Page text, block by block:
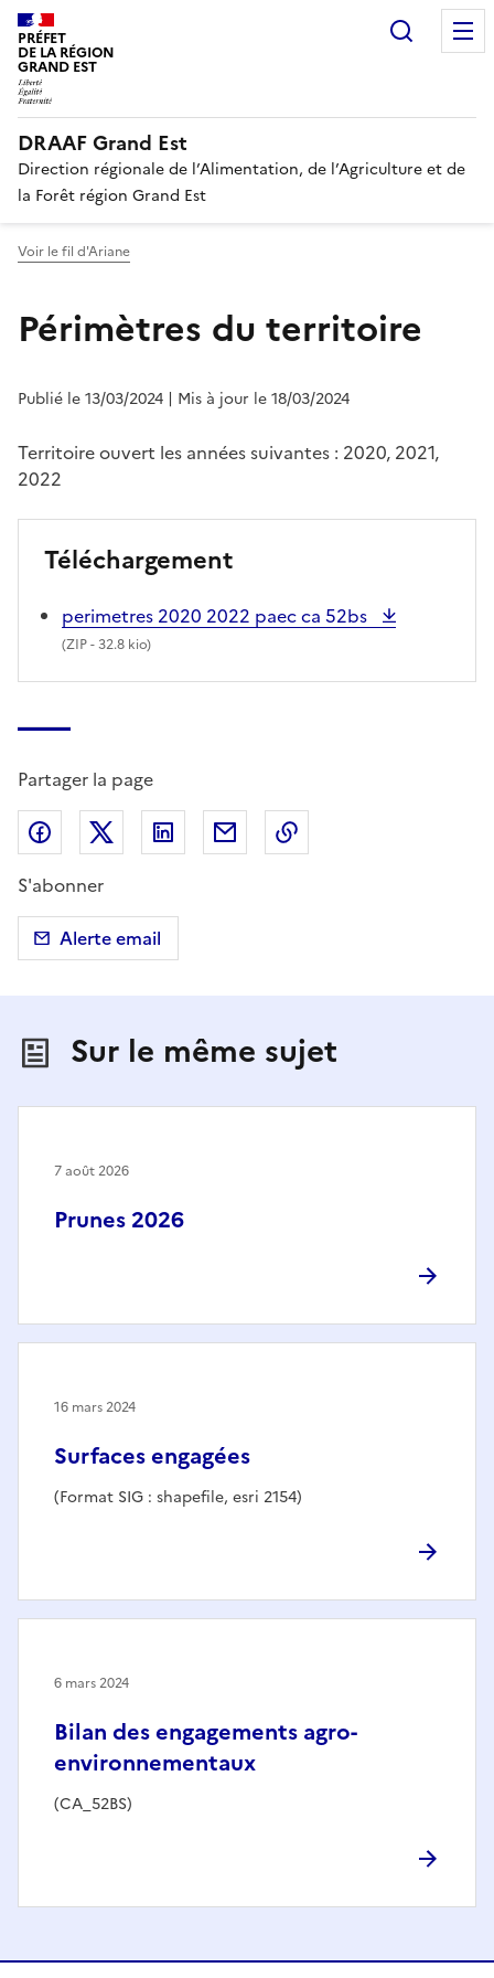
PRÉFET
DE LA RÉGION
GRAND EST
DRAAF Grand Est
Direction régionale de l’Alimentation, de l’Agriculture et de
la Forêt région Grand Est
Voir le fil d'Ariane
Périmètres du territoire
Publié le 13/03/2024 | Mis à jour le 18/03/2024
Territoire ouvert les années suivantes : 2020, 2021,
2022
Téléchargement
perimetres 2020 2022 paec ca 52bs
(ZIP- 32.8 kio)
Partager la page
Partager sur Facebook
Partager sur X (anciennement Twitter)
Partager sur LinkedIn
Partager par email
S'abonner
Alerte email
Sur le même sujet
Prunes 2026
7 août 2026
Surfaces engagées
(Format SIG : shapefile, esri 2154)
16 mars 2024
Bilan des engagements agro-
environnementaux
(CA_52BS)
6 mars 2024